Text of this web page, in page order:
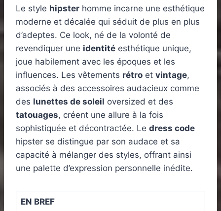
Le style hipster homme incarne une esthétique
moderne et décalée qui séduit de plus en plus
d’adeptes. Ce look, né de la volonté de
revendiquer une identité esthétique unique,
joue habilement avec les époques et les
influences. Les vêtements rétro et vintage,
associés à des accessoires audacieux comme
des lunettes de soleil oversized et des
tatouages, créent une allure à la fois
sophistiquée et décontractée. Le dress code
hipster se distingue par son audace et sa
capacité à mélanger des styles, offrant ainsi
une palette d’expression personnelle inédite.
EN BREF